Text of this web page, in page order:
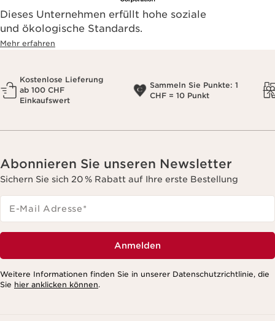
Dieses Unternehmen erfüllt hohe soziale
und ökologische Standards.
Mehr erfahren
Kostenlose Lieferung
ab 100 CHF
Einkaufswert
Sammeln Sie Punkte: 1
CHF = 10 Punkt
Abonnieren Sie unseren Newsletter
Sichern Sie sich 20 % Rabatt auf Ihre erste Bestellung
E-Mail Adresse*
Anmelden
Weitere Informationen finden Sie in unserer Datenschutzrichtlinie, die
Sie hier anklicken können.